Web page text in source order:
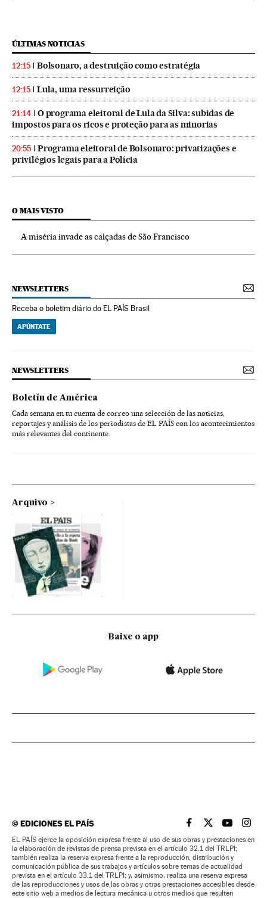
ÚLTIMAS NOTICIAS
12:15 Bolsonaro, a destruição como estratégia
12:15 Lula, uma ressurreição
21:14
O programa eleitoral de Lula da Silva: subidas de
impostos para os ricos e proteção para as minorias
20:55
Programa eleitoral de Bolsonaro: privatizações e
privilégios legais para a Polícia
O MAIS VISTO
A miséria invade as calçadas de São Francisco
NEWSLETTERS
Receba o boletim diário do EL PAÍS Brasil
APÚNTATE
NEWSLETTERS
Boletín de América
Cada semana en tu cuenta de correo una selección de las noticias,
reportajes y análisis de los periodistas de EL PAÍS con los acontecimientos
más relevantes del continente.
Arquivo
Baixe o app
©EDICIONES EL PAÍS EL PAÍS BRASIL EN
EL PAÍSEL PAÍS
EL
EL PAÍS ejerce la oposición expresa frente al uso de sus obras y prestaciones en
la elaboración de revistas de prensa prevista en el artículo 32.1 del TRLPI;
también realiza la reserva expresa frente a la reproducción, distribución y
comunicación pública de sus trabajos y artículos sobre temas de actualidad
prevista en el artículo 33.1 del TRLPI; y, asimismo, realiza una reserva expresa
de las reproducciones y usos de las obras y otras prestaciones accesibles desde
este sitio web a medios de lectura mecánica u otros medios que resulten